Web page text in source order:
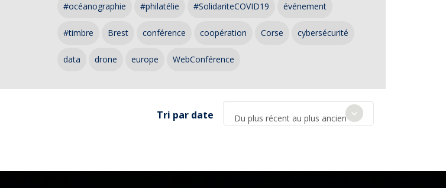
#océanographie #philatélie #SolidariteCOVID19 événement
#timbre Brest conférence coopération Corse cybersécurité
data drone europe WebConférence
Tri par date Du plus récent au plus ancien